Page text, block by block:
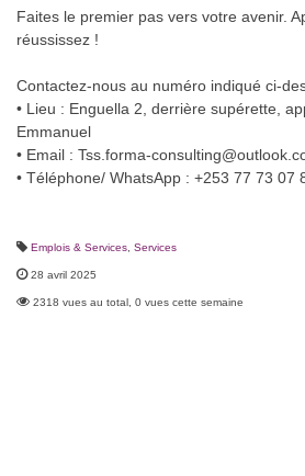
Faites le premier pas vers votre avenir.
réussissez !
Contactez-nous au numéro indiqué ci-
• Lieu : Enguella 2, derrière supérette,
Emmanuel
• Email : Tss.forma-
• Téléphone/ WhatsApp : +253 77 73 07
Emplois & Services Services
28 avril 2025
2318 vues au total, 0 vues cette semaine